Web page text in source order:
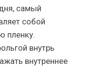
самый
собой
пленку.
внутрь
внутреннее